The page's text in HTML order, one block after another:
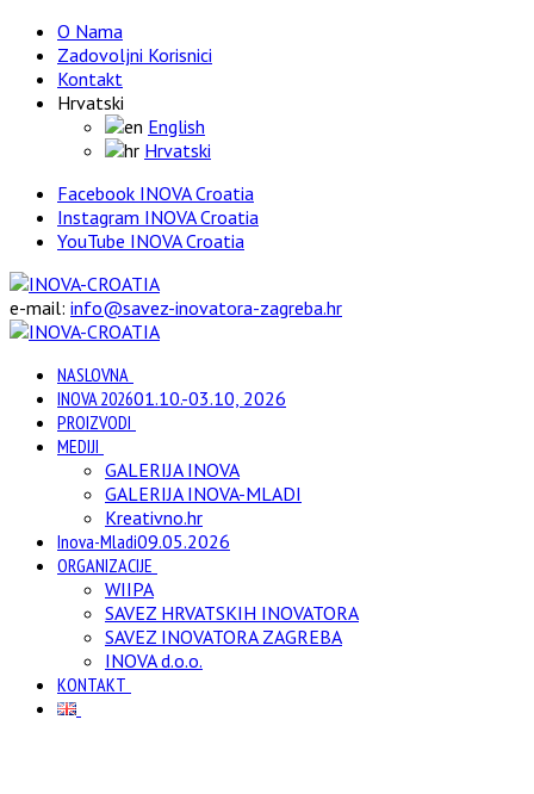
O Nama
Zadovoljni Korisnici
Kontakt
Hrvatski
English
Hrvatski
Facebook INOVA Croatia
Instagram INOVA Croatia
YouTube INOVA Croatia
e-mail: info@savez-inovatora-zagreba.hr
NASLOVNA
INOVA 202601.10.-03.10, 2026
PROIZVODI
MEDIJI
GALERIJA INOVA
GALERIJA INOVA-MLADI
Kreativno.hr
Inova-Mladi09.05.2026
ORGANIZACIJE
WIIPA
SAVEZ HRVATSKIH INOVATORA
SAVEZ INOVATORA ZAGREBA
INOVA d.o.o.
KONTAKT